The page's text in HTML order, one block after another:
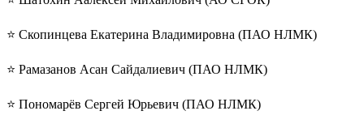
⭐️ Скопинцева Екатерина Владимировна (ПАО НЛМК)
⭐️ Рамазанов Асан Сайдалиевич (ПАО НЛМК)
⭐️ Пономарёв Сергей Юрьевич (ПАО НЛМК)